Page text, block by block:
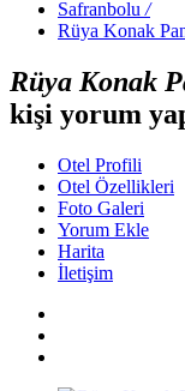
Safranbolu /
Rüya Konak
Rüya Konak
kişi yorum
Otel Profili
Otel Özellikleri
Foto Galeri
Yorum Ekle
Harita
İletişim